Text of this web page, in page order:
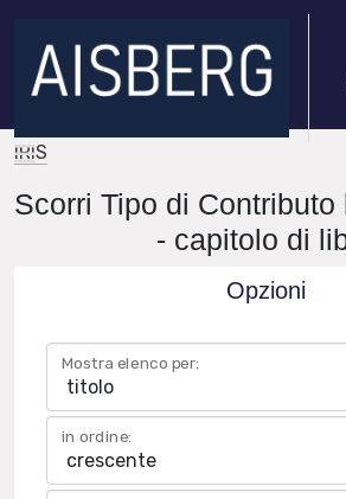
IRIS
Scorri Tipo di
- capitolo di
Opzioni
Mostra elenco per:
in ordine: